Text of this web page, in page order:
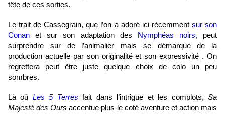
tête de ces sorties.
Le trait de Cassegrain, que l’on a adoré ici récemment sur son
Conan et sur son adaptation des Nymphéas noirs, peut
surprendre sur de l’animalier mais se démarque de la
production actuelle par son originalité et son expressivité . On
regrettera peut être juste quelque choix de colo un peu
sombres.
Là où Les 5 Terres fait dans l’intrigue et les complots,Sa
Majesté des Ours accentue plus le coté aventure et action mais